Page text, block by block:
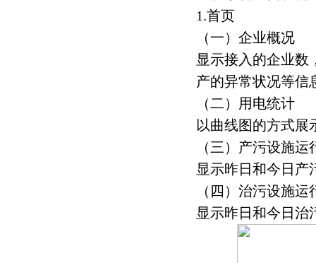
1.首页
（一）企业概况
显示接入的企业数
产的异常状况等信
（二）用电统计
以曲线图的方式展
（三）产污设施运
显示昨日和今日产
（四）治污设施运
显示昨日和今日治